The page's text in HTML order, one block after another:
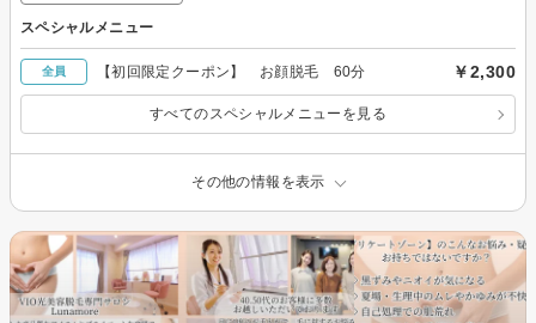
スペシャルメニュー
全員 【初回限定クーポン】 お顔脱毛 60分 ￥2,300
すべてのスペシャルメニューを見る
その他の情報を表示